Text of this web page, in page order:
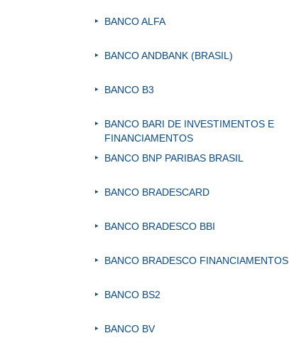
BANCO ALFA
BANCO ANDBANK (BRASIL)
BANCO B3
BANCO BARI DE INVESTIMENTOS E
FINANCIAMENTOS
BANCO BNP PARIBAS BRASIL
BANCO BRADESCARD
BANCO BRADESCO BBI
BANCO BRADESCO FINANCIAMENTOS
BANCO BS2
BANCO BV